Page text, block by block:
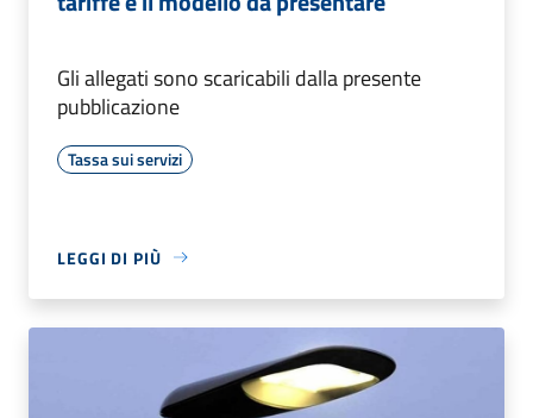
Gli allegati sono scaricabili dalla presente
pubblicazione
Tassa sui servizi
LEGGI DI PIÙ